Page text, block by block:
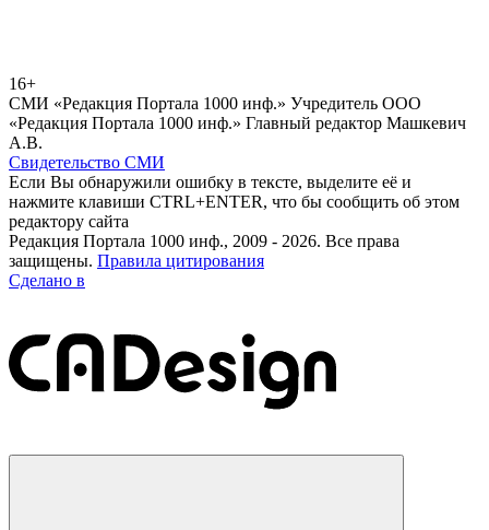
16+
СМИ «Редакция Портала 1000 инф.» Учредитель ООО
«Редакция Портала 1000 инф.» Главный редактор Машкевич
А.В.
Свидетельство СМИ
Если Вы обнаружили ошибку в тексте, выделите её и
нажмите клавиши CTRL+ENTER, что бы сообщить об этом
редактору сайта
Редакция Портала 1000 инф., 2009 - 2026. Все права
защищены. Правила цитирования
Сделано в